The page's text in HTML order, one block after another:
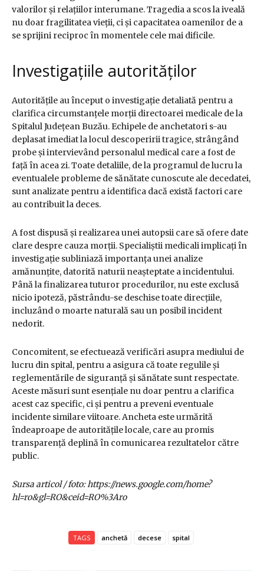
valorilor și relațiilor interumane. Tragedia a scos la iveală
nu doar fragilitatea vieții, ci și capacitatea oamenilor de a
se sprijini reciproc în momentele cele mai dificile.
Investigațiile autorităților
Autoritățile au început o investigație detaliată pentru a
clarifica circumstanțele morții directoarei medicale de la
Spitalul Județean Buzău. Echipele de anchetatori s-au
deplasat imediat la locul descoperirii tragice, strângând
probe și intervievând personalul medical care a fost de
față în acea zi. Toate detaliile, de la programul de lucru la
eventualele probleme de sănătate cunoscute ale decedatei,
sunt analizate pentru a identifica dacă există factori care
au contribuit la deces.
A fost dispusă și realizarea unei autopsii care să ofere date
clare despre cauza morții. Specialiștii medicali implicați în
investigație subliniază importanța unei analize
amănunțite, datorită naturii neașteptate a incidentului.
Până la finalizarea tuturor procedurilor, nu este exclusă
nicio ipoteză, păstrându-se deschise toate direcțiile,
incluzând o moarte naturală sau un posibil incident
nedorit.
Concomitent, se efectuează verificări asupra mediului de
lucru din spital, pentru a asigura că toate regulile și
reglementările de siguranță și sănătate sunt respectate.
Aceste măsuri sunt esențiale nu doar pentru a clarifica
acest caz specific, ci și pentru a preveni eventuale
incidente similare viitoare. Ancheta este urmărită
îndeaproape de autoritățile locale, care au promis
transparență deplină în comunicarea rezultatelor către
public.
Sursa articol / foto: https://news.google.com/home?
hl=ro&gl=RO&ceid=RO%3Aro
TAGS anchetă decese spital